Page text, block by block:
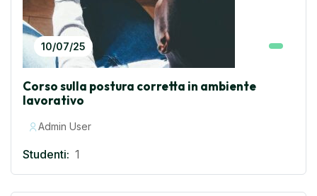
10/07/25
Corso sulla postura corretta in ambiente
lavorativo
Admin User
Studenti: 1